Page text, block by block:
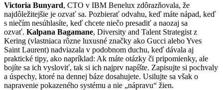
Victoria Bunyard, CTO v IBM Benelux zdôrazňovala, že
najdôležitejšie je ozvať sa. Pozbierať odvahu, keď máte nápad, keď
s niečím nesúhlasíte, keď chcete niečo presadiť a naozaj sa
ozvať. Kalpana Bagamane, Diversity and Talent Strategist z
Kering (vlastniaca rôzne luxusné značky ako Gucci alebo Yves
Saint Laurent) nadviazala v podobnom duchu, keď dávala aj
praktické tipy, ako napríklad: Ak máte otázky či pripomienky, ale
bojíte sa ich vysloviť, tak si ich najprv napíšte. Zapisujte si pochvaly
a úspechy, ktoré na dennej báze dosahujete. Usilujte sa však o
napravenie pokazeného systému a nie „nápravu“ žien.